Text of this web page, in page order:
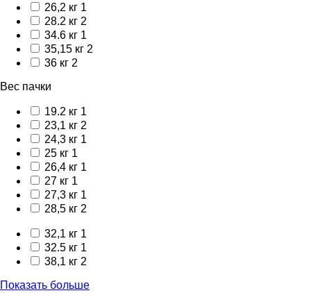
26,2 кг 1
28.2 кг 2
34.6 кг 1
35,15 кг 2
36 кг 2
Вес пачки
19.2 кг 1
23,1 кг 2
24,3 кг 1
25 кг 1
26,4 кг 1
27 кг 1
27,3 кг 1
28,5 кг 2
32,1 кг 1
32.5 кг 1
38,1 кг 2
Показать больше